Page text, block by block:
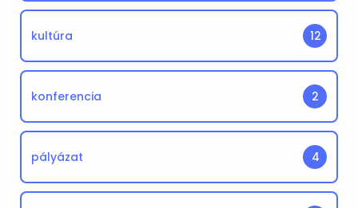
kultúra 12
konferencia 2
pályázat 4